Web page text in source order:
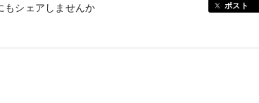
拾い集めたり、海岸の浅瀬にたまったものを拾
に海藻をつぶします。こうしてできたのが「
もシェアしませんか ポスト